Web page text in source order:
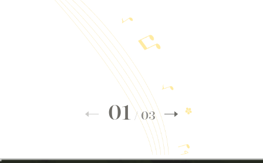
01 /03